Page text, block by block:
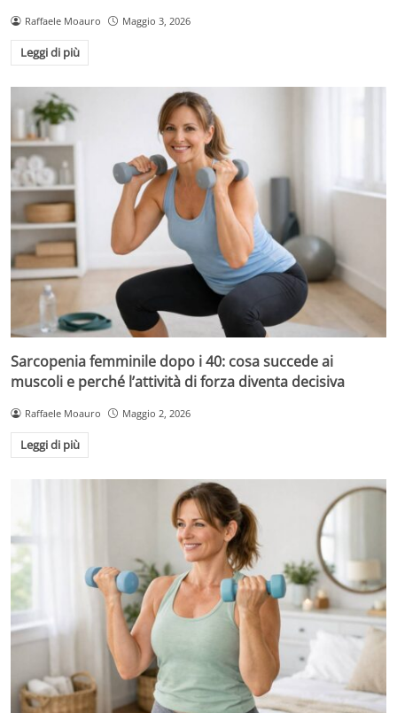
Raffaele Moauro Maggio 3, 2026
Leggi di più
Sarcopenia femminile dopo i 40: cosa succede ai
muscoli e perché l’attività di forza diventa decisiva
Raffaele Moauro Maggio 2, 2026
Leggi di più